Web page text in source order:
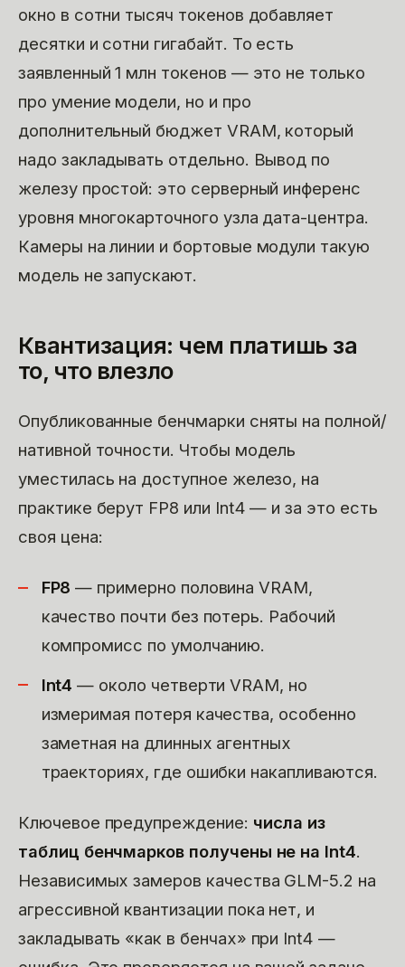
окно в сотни тысяч токенов добавляет
десятки и сотни гигабайт. То есть
заявленный 1 млн токенов — это не только
про умение модели, но и про
дополнительный бюджет VRAM, который
надо закладывать отдельно. Вывод по
железу простой: это серверный инференс
уровня многокарточного узла дата-центра.
Камеры на линии и бортовые модули такую
модель не запускают.
Квантизация: чем платишь за
то, что влезло
Опубликованные бенчмарки сняты на полной/
нативной точности. Чтобы модель
уместилась на доступное железо, на
практике берут FP8 или Int4 — и за это есть
своя цена:
FP8 — примерно половина VRAM,
качество почти без потерь. Рабочий
компромисс по умолчанию.
Int4 — около четверти VRAM, но
измеримая потеря качества, особенно
заметная на длинных агентных
траекториях, где ошибки накапливаются.
Ключевое предупреждение: числа из
таблиц бенчмарков получены не на Int4.
Независимых замеров качества GLM-5.2 на
агрессивной квантизации пока нет, и
закладывать «как в бенчах» при Int4 —